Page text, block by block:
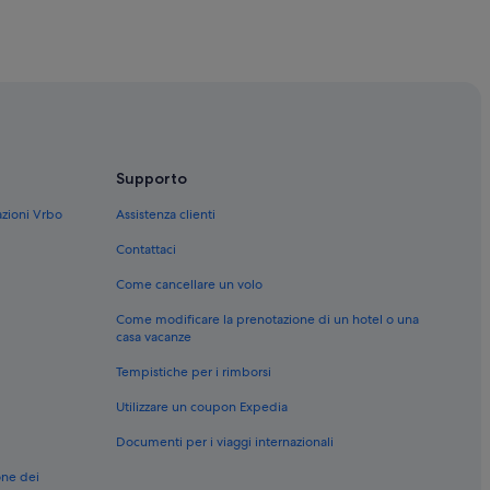
Vrbo
dei
Supporto
Assistenza clienti
Contattaci
Come cancellare un volo
Come modificare la prenotazione di un hotel o una
casa vacanze
Tempistiche per i rimborsi
Utilizzare un coupon Expedia
Documenti per i viaggi internazionali